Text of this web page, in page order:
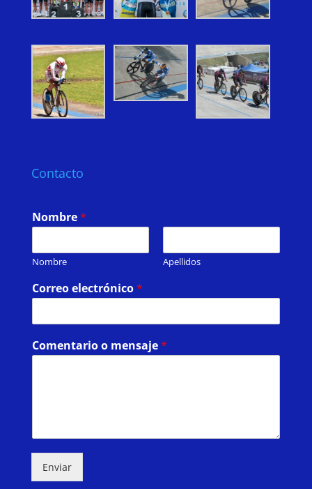
Contacto
Nombre*
Nombre Apellidos
Correo electrónico*
Comentario o mensaje*
Enviar